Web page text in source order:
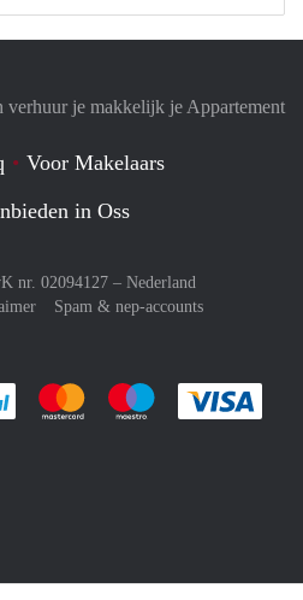
verhuur je makkelijk je Appartement
Voor Makelaars
in Oss
nr. 02094127 – Nederland
Spam & nep-accounts
Je rekent gemakkelijk af met Paypal
Je rekent gemakkelijk af met
Je rekent